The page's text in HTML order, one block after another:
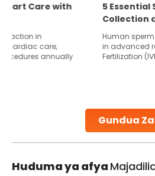
Gundua
5 Essential Steps for
Collection and Processing
Human sperm collection and
in advanced reproductive
Fertilization (IVF) and intrauterine
collected, they process the
Huduma ya afya